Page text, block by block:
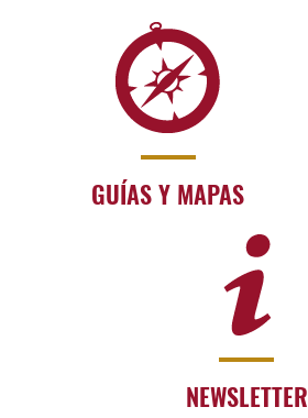
GUÍAS Y MAPAS
NEWSLETTER